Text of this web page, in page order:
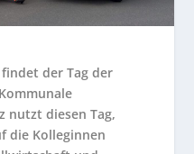
der Tag der
nutzt diesen Tag,
die Kolleginnen